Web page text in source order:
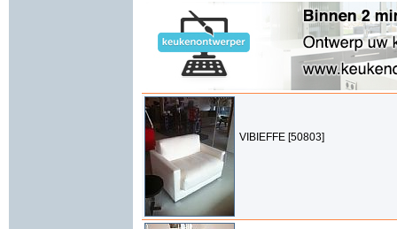
VIBIEFFE [50803]